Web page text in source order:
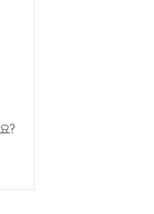
?